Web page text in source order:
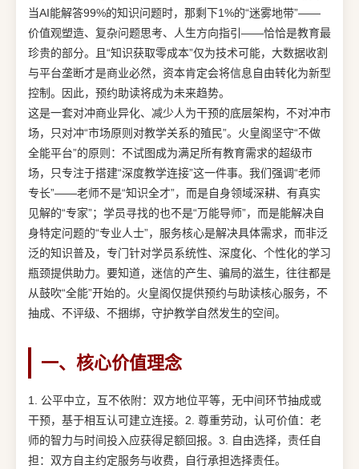
当AI能解答99%的知识问题时，那剩下1%的“迷雾地带”——
价值观塑造、复杂问题思考、人生方向指引——恰恰是教育最
珍贵的部分。且“知识获取零成本”仅为技术可能，大数据收割
与平台垄断才是商业必然，资本肯定会将信息自由转化为新型
控制。因此，预约助读将成为未来趋势。
这是一套对冲商业异化、减少人为干预的底层架构，不对冲市
场，只对冲“市场原则对教学关系的殖民”。火皇阁坚守“不做
全能平台”的原则：不试图成为满足所有教育需求的超级市
场，只专注于搭建“深度教学连接”这一件事。我们强调“老师
专长”——老师不是“知识全才”，而是自身领域深耕、有真实
见解的“专家”；学员寻找的也不是“万能导师”，而是能解决自
身特定问题的“专业人士”，服务核心是解决具体需求，而非泛
泛的知识普及，专门针对学员系统性、深度化、个性化的学习
瓶颈提供助力。要知道，迷信的产生、骗局的滋生，往往都是
从鼓吹“全能”开始的。火皇阁仅提供预约与助读核心服务，不
抽成、不评级、不捆绑，守护教学自然发生的空间。
一、核心价值理念
1. 公平中立，互不依附：双方地位平等，无中间环节抽成或
干预，基于相互认可建立连接。2. 尊重劳动，认可价值：老
师的智力与时间投入应获得足额回报。3. 自由选择，责任自
担：双方自主约定服务与收费，自行承担选择责任。